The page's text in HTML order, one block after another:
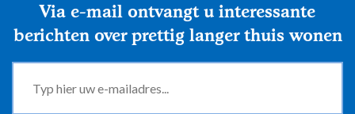
Via e-mail ontvangt u interessante
berichten over prettig langer thuis wonen